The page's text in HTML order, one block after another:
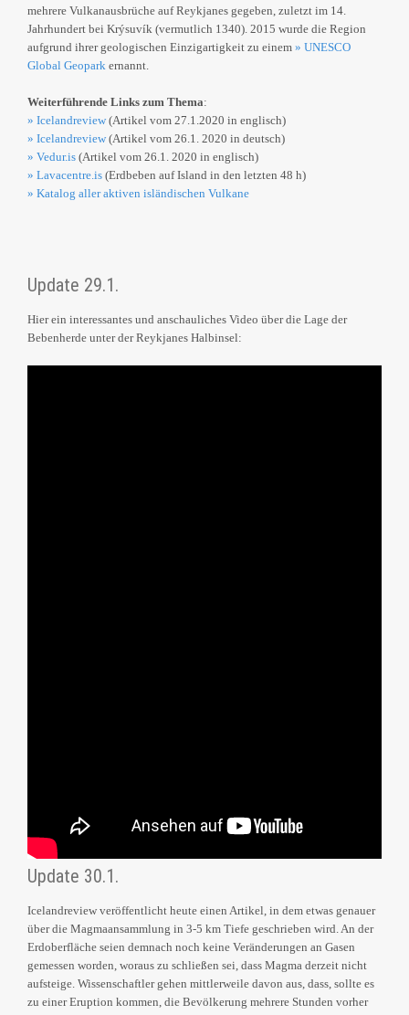
mehrere Vulkanausbrüche auf Reykjanes gegeben, zuletzt im 14.
Jahrhundert bei Krýsuvík (vermutlich 1340). 2015 wurde die Region
aufgrund ihrer geologischen Einzigartigkeit zu einem » UNESCO
Global Geopark ernannt.
Weiterführende Links zum Thema:
» Icelandreview (Artikel vom 27.1.2020 in englisch)
» Icelandreview (Artikel vom 26.1. 2020 in deutsch)
» Vedur.is (Artikel vom 26.1. 2020 in englisch)
» Lavacentre.is (Erdbeben auf Island in den letzten 48 h)
» Katalog aller aktiven isländischen Vulkane
Update 29.1.
Hier ein interessantes und anschauliches Video über die Lage der
Bebenherde unter der Reykjanes Halbinsel:
Update 30.1.
Icelandreview veröffentlicht heute einen Artikel, in dem etwas genauer
über die Magmaansammlung in 3-5 km Tiefe geschrieben wird. An der
Erdoberfläche seien demnach noch keine Veränderungen an Gasen
gemessen worden, woraus zu schließen sei, dass Magma derzeit nicht
aufsteige. Wissenschaftler gehen mittlerweile davon aus, dass, sollte es
zu einer Eruption kommen, die Bevölkerung mehrere Stunden vorher